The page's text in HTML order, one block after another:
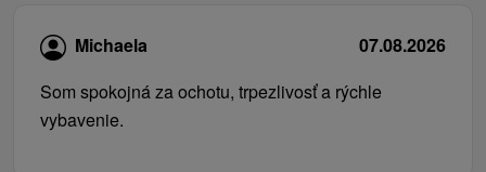
Michaela
07.08.2026
Som spokojná za ochotu, trpezlivosť a rýchle
vybavenie.